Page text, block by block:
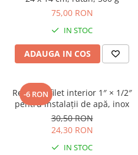
75,00 RON
IN STOC
ADAUGA IN COS
-6 RON
Reducție filet interior 1″ × 1/2″
pentru instalații de apă, inox
30,50 RON
24,30 RON
IN STOC